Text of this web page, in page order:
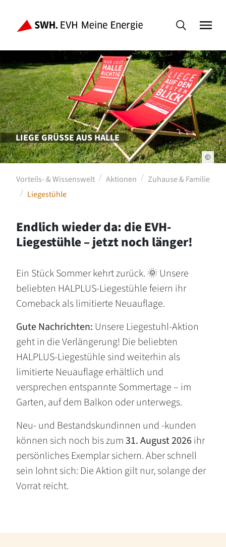
LIEGE GRÜSSE AUS HALLE
Vorteils- & Wissenswelt Aktionen
Zuhause & Familie
Liegestühle
Endlich wieder da: die EVH-
Liegestühle – jetzt noch länger!
Ein Stück Sommer kehrt zurück. 🌞 Unsere
beliebten HALPLUS-Liegestühle feiern ihr
Comeback als limitierte Neuauflage.
Gute Nachrichten: Unsere Liegestuhl-Aktion
geht in die Verlängerung! Die beliebten
HALPLUS-Liegestühle sind weiterhin als
limitierte Neuauflage erhältlich und
versprechen entspannte Sommertage – im
Garten, auf dem Balkon oder unterwegs.
Neu- und Bestandskundinnen und -kunden
können sich noch bis zum31. August 2026 ihr
persönliches Exemplar sichern. Aber schnell
sein lohnt sich: Die Aktion gilt nur, solange der
Vorrat reicht.